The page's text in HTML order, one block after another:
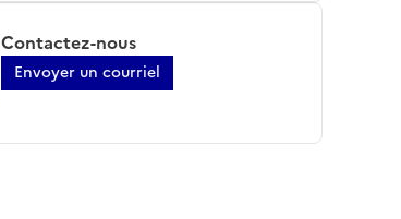
Contactez-nous
Envoyer un courriel